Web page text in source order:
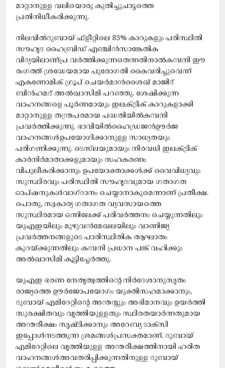
മാറ്റാനുള്ള വലിയൊരു കുതിച്ചുചാട്ടത്തെ
പ്രതിനിധീകരിക്കുന്നു.
നിലവില്‍ദുബായ് ഫ്‌ളീറ്റിലെ 83% കാറുകളും പരിസ്ഥിതി
സൗഹൃദ ഹൈബ്രിഡ് എഞ്ചിന്‍സാങ്കേതിക
വിദ്യയിലാണ്പ്ര വര്‍ത്തിക്കുന്നതെന്നതിനാല്‍കമ്പനി ഈ
രംഗത്ത് ശ്രദ്ധേയമായ പുരോഗതി കൈവരിച്ചുവെന്ന്
എകണോമിക് ഗ്രൂപ് ചെയര്‍മാന്‍ശൈഖ് മാജിദ്
ബിന്‍ഹമദ് അല്‍ഖാസിമി പറഞ്ഞു. ശേഷിക്കുന്ന
വാഹനങ്ങളെ പൂര്‍ണമായും ഇലക്ട്രിക് കാറുകളാക്കി
മാറ്റാനുള്ള തന്ത്രപരമായ പദ്ധതിയില്‍കമ്പനി
പ്രവര്‍ത്തിക്കുന്നു. ഭാവിയില്‍ഹൈഡ്രജന്‍ഊര്‍ജ
വാഹനങ്ങള്‍ഉപയോഗിക്കാനുള്ള സാധ്യതയും
പരിഗണിക്കുന്നു. ടെസ്‌ലയുമായും നിരവധി ഇലക്ട്രിക്
കാര്‍നിര്‍മാതാക്കളുമായും സഹകരണം
വിപുലീകരിക്കാനും ഉപയോക്താക്കള്‍ക്ക് വൈവിധ്യവും
സുസ്ഥിരവും പരിസ്ഥിതി സൗഹൃദവുമായ ഗതാഗത
ഓപ്ഷനുകള്‍വാഗ്ദാനം ചെയ്യാനാകുമെന്നാണ് പ്രതീക്ഷ.
പൊതു, സ്വകാര്യ ഗതാഗത വ്യവസായത്തെ
സുസ്ഥിരമായ ഒന്നിലേക്ക് പരിവര്‍ത്തനം ചെയ്യുന്നതിലും
യുഎഇയിലും മുഴുവന്‍മേഖലയിലും വാണിജ്യ
പ്രവര്‍ത്തനങ്ങളുടെ പാരിസ്ഥിതിക ആഘാതം
കുറയ്ക്കുന്നതിലും കമ്പനി പ്രധാന പങ്ക് വഹിക്കും
അല്‍ഖാസിമി കൂട്ടിച്ചേർത്തു.
യുഎഇ ഭരണ നേതൃത്വത്തിന്റെ നിര്‍ദേശാനുസൃതം
രാജ്യത്തെ ഊര്‍ജോപയോഗം യുക്തിസഹമാക്കാനും,
ദുബായ് എമിറേറ്റിന്റെ അന്തസ്സും അഭിമാനവും ഉയര്‍ത്തി
സുരക്ഷിതവും വൃത്തിയുള്ളതും സ്ഥിരതയാര്‍ന്നതുമായ
അന്തരീക്ഷം സൃഷ്ടിക്കാനും അറേബ്യ ടാക്‌സി
ഇപ്പോള്‍നടത്തുന്ന ശ്രമങ്ങള്‍പ്രസക്തമാണ്. ദുബായ്
എമിറേറ്റിലെ വൃത്തിയുള്ള അന്തരീക്ഷത്തിനായി ഹരിത
വാഹനങ്ങള്‍അവതരിപ്പിക്കുന്നതിനുള്ള ദുബായ്